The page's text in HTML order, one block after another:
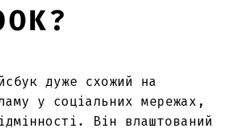
дуже схожий на
у соціальних мережах,
Він влаштований